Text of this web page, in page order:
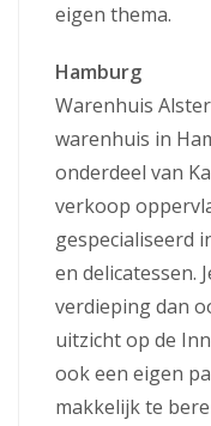
eigen thema.
Hamburg
Warenhuis
warenhuis in
onderdeel van
verkoop
gespecialiseerd
en delicatessen.
verdieping dan
uitzicht op de
ook een eigen
makkelijk te